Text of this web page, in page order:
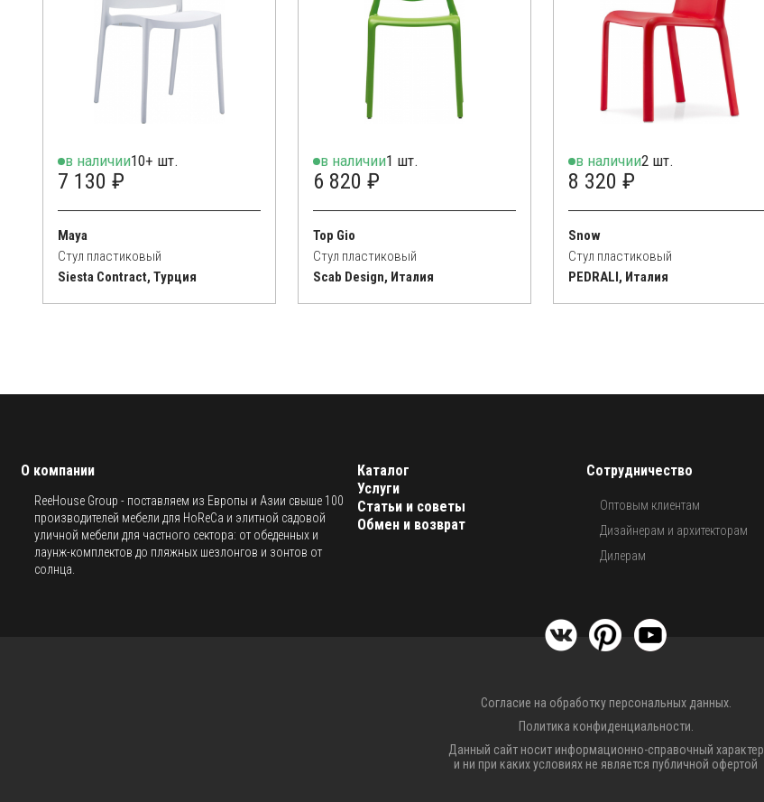
в наличии10+ шт.
7 130 ₽
Maya
Стул пластиковый
Siesta Contract, Турция
в наличии1 шт.
6 820 ₽
Top Gio
Стул пластиковый
Scab Design, Италия
в наличии2 шт.
8 320 ₽
Snow
Стул пластиковый
PEDRALI, Италия
О компании
ReeHouse Group - поставляем из Европы и Азии свыше 100
производителей мебели для HoReCa и элитной садовой
уличной мебели для частного сектора: от обеденных и
лаунж-комплектов до пляжных шезлонгов и зонтов от
солнца.
Каталог
Услуги
Статьи и советы
Обмен и возврат
Сотрудничество
Оптовым клиентам
Дизайнерам и архитекторам
Дилерам
Согласие на обработку персональных данных.
Политика конфиденциальности.
Данный сайт носит информационно-справочный характер
и ни при каких условиях не является публичной офертой